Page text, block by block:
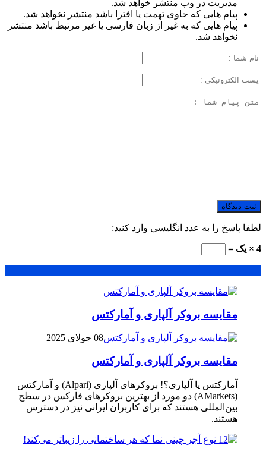
مدیریت در وب منتشر خواهد شد.
پیام هایی که حاوی تهمت یا افترا باشد منتشر نخواهد شد.
پیام هایی که به غیر از زبان فارسی یا غیر مرتبط باشد منتشر
نخواهد شد.
لطفا پاسخ را به عدد انگلیسی وارد کنید:
4 × یک =
مقایسه بروکر آلپاری و آمارکتس
08 جولای 2025
مقایسه بروکر آلپاری و آمارکتس
آمارکتس یا آلپاری؟! بروکرهای آلپاری (Alpari) و آمارکتس
(AMarkets) دو مورد از بهترین بروکرهای فارکس در سطح
بین‌المللی هستند که برای کاربران ایرانی نیز در دسترس
هستند.